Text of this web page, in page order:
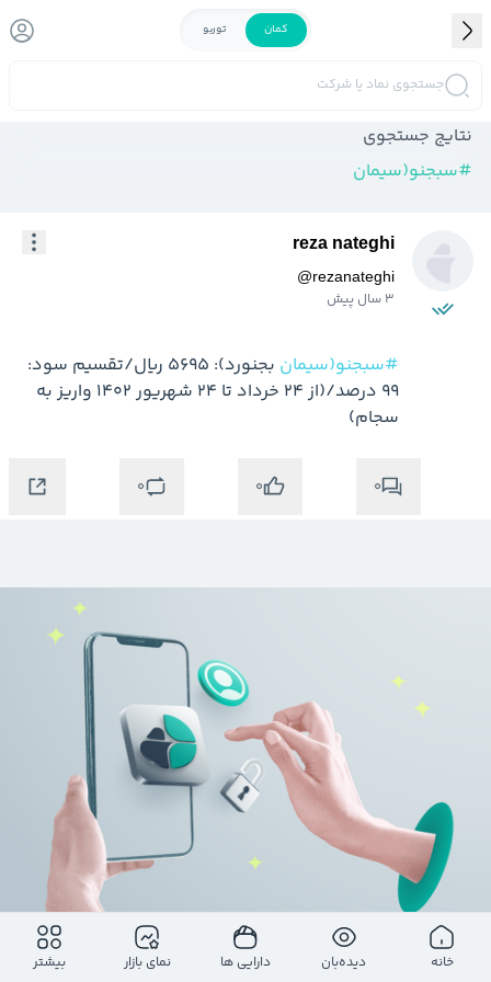
کمان توربو
جستجوی نماد یا شرکت
نتایج جستجوی
#سبجنو(سیمان
reza nateghi
@rezanateghi
3 سال پیش
#سبجنو(سیمان
سجام)
0
0
0
خانه دیده‌بان دارایی ها نمای بازار بیشتر